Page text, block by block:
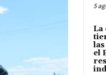
5
La
el